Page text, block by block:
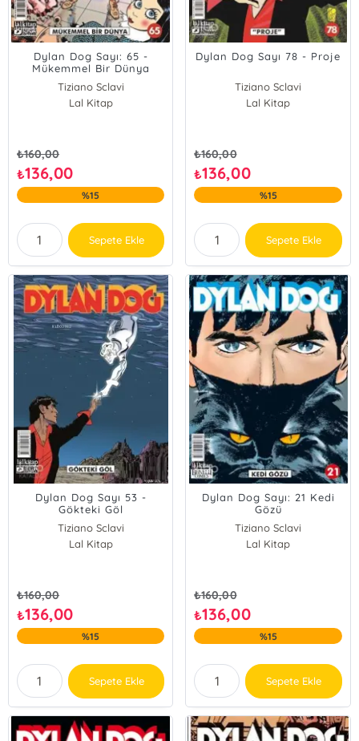
Dylan Dog Sayı: 65 -
Mükemmel Bir Dünya
Tiziano Sclavi
Lal Kitap
₺160,00
₺136,00
%15
Sepete Ekle
Dylan Dog Sayı 78 - Proje
Tiziano Sclavi
Lal Kitap
₺160,00
₺136,00
%15
Sepete Ekle
Dylan Dog Sayı 53 -
Gökteki Göl
Tiziano Sclavi
Lal Kitap
₺160,00
₺136,00
%15
Sepete Ekle
Dylan Dog Sayı: 21 Kedi
Gözü
Tiziano Sclavi
Lal Kitap
₺160,00
₺136,00
%15
Sepete Ekle